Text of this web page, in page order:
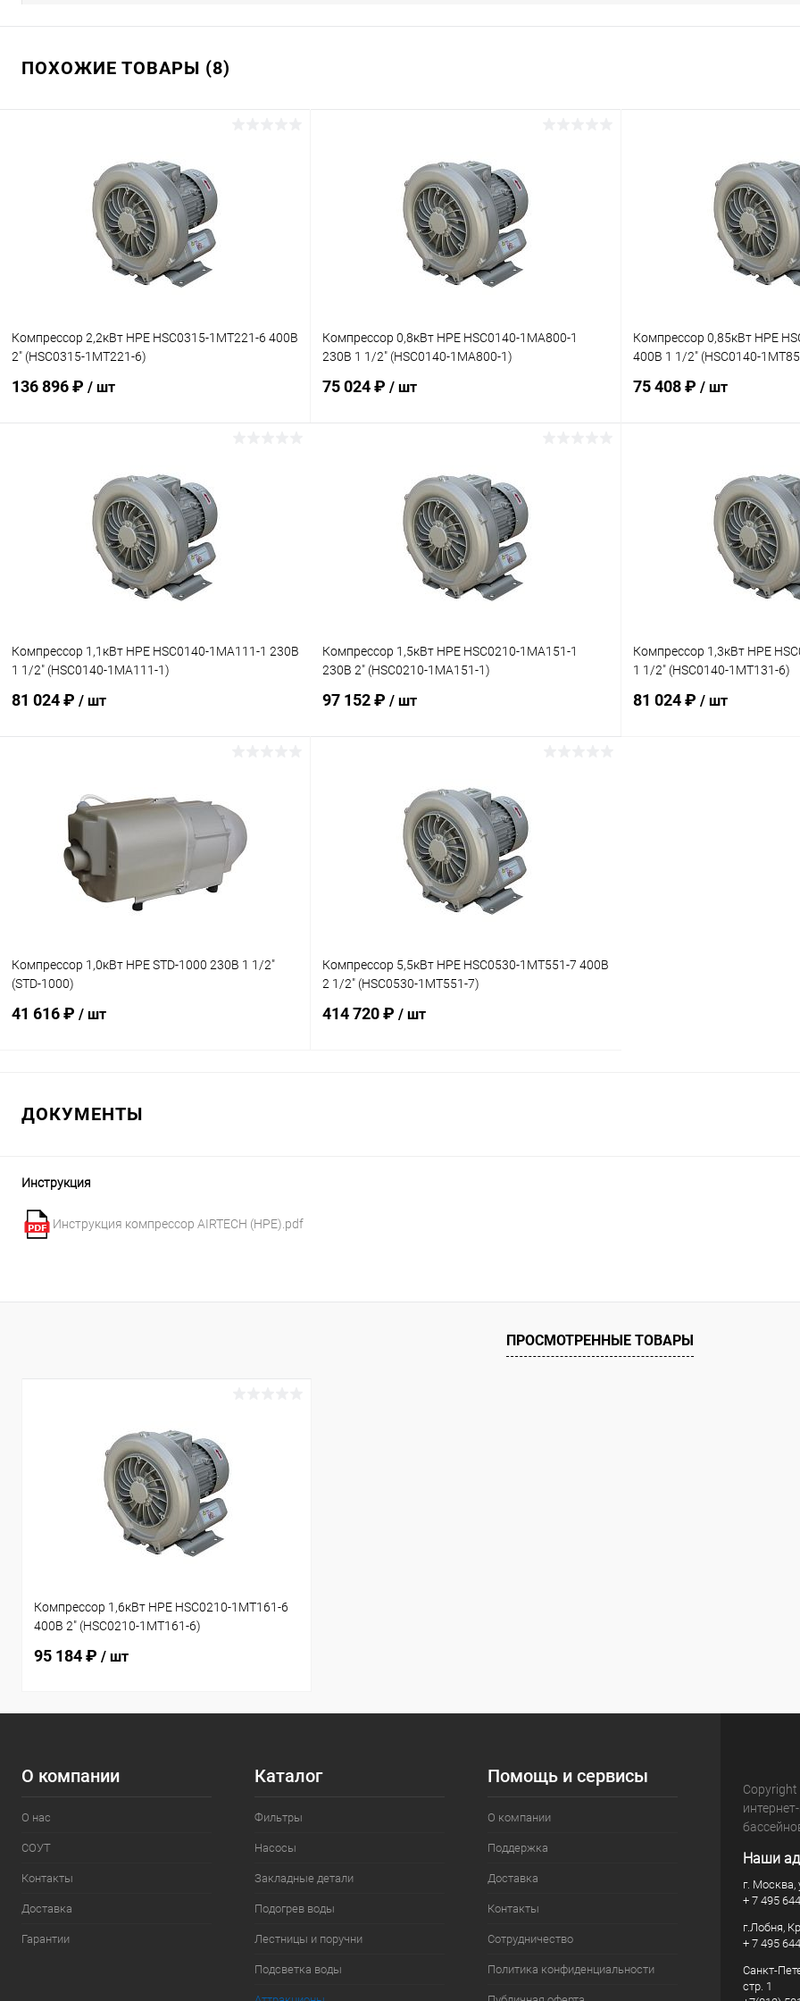
ПОХОЖИЕ ТОВАРЫ (8)
Компрессор 2,2кВт HPE HSC0315-1MT221-6 400В
2" (HSC0315-1MT221-6)
136 896 ₽ / шт
В избранное
К сравнению В наличии
Компрессор 0,8кВт HPE HSC0140-1MA800-1
230В 1 1/2" (HSC0140-1MA800-1)
75 024 ₽ / шт
В избранное
К сравнению В наличии
Компрессор 0,85кВт HPE
400В 1 1/2" (HSC0140-
75 408 ₽ / шт
В избранное
К сравнению
Компрессор 1,1кВт HPE HSC0140-1MA111-1 230В
1 1/2" (HSC0140-1MA111-1)
81 024 ₽ / шт
В избранное
К сравнению В наличии
Компрессор 1,5кВт HPE HSC0210-1MA151-1
230В 2" (HSC0210-1MA151-1)
97 152 ₽ / шт
В избранное
К сравнению В наличии
Компрессор 1,3кВт HPE
1 1/2" (HSC0140-1MT131-6)
81 024 ₽ / шт
Компрессор 1,0кВт HPE STD-1000 230В 1 1/2"
(STD-1000)
41 616 ₽ / шт
Компрессор 5,5кВт HPE HSC0530-1MT551-7 400В
2 1/2" (HSC0530-1MT551-7)
414 720 ₽ / шт
ДОКУМЕНТЫ
Инструкция
Инструкция компрессор AIRTECH (HPE).pdf
ПРОСМОТРЕННЫЕ ТОВАРЫ
Компрессор 1,6кВт HPE HSC0210-1MT161-6
400В 2" (HSC0210-1MT161-6)
95 184 ₽ / шт
О компании
О нас
СОУТ
Контакты
Доставка
Гарантии
Каталог
Фильтры
Насосы
Закладные детали
Подогрев воды
Лестницы и поручни
Подсветка воды
Помощь и сервисы
О компании
Поддержка
Доставка
Контакты
Сотрудничество
Политика конфиденциальности
Наши
г. Москва,
+ 7 495
г.Лобня,
+ 7 495
Санкт-
стр. 1